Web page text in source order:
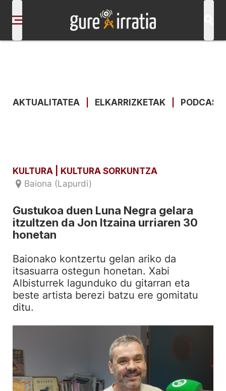
AKTUALITATEA ELKARRIZKETAK
KULTURA
| KULTURA SORKUNTZA
Baiona (Lapurdi)
Gustukoa duen Luna Negra gelara
itzultzen da Jon Itzaina urriaren 30
honetan
Baionako kontzertu gelan ariko da
itsasuarra ostegun honetan. Xabi
Albisturrek lagunduko du gitarran eta
beste artista berezi batzu ere gomitatu
ditu.